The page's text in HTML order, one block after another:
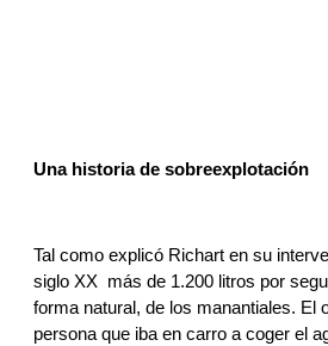
Una historia de sobreexplotación
Tal como explicó Richart en su
siglo XX  más de 1.200 litros por
forma natural, de los manantiales. El
persona que iba en carro a coger el